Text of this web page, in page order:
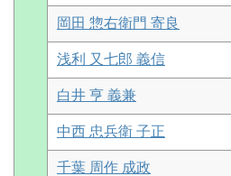
岡田 惣右衛門 寄良
浅利 又七郎 義信
白井 亨 義兼
中西 忠兵衛 子正
千葉 周作 成政